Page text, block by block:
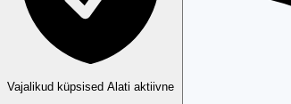
Vajalikud küpsised